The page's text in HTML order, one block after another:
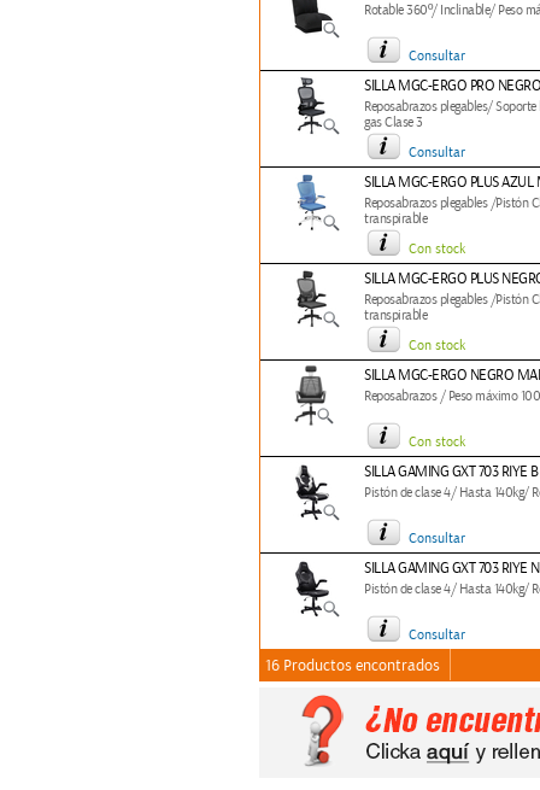
Rotable 360º/ Inclinable/ Peso
Consultar
SILLA MGC-ERGO PRO
Reposabrazos plegables/
gas Clase 3
Consultar
SILLA MGC-ERGO PLUS AZUL
Reposabrazos plegables /Pistón
transpirable
Con stock
SILLA MGC-ERGO PLUS
Reposabrazos plegables /Pistón
transpirable
Con stock
SILLA MGC-ERGO NEGRO
Reposabrazos / Peso máximo
Con stock
SILLA GAMING GXT 703 RIYE
Pistón de clase 4/ Hasta 140kg/
Consultar
SILLA GAMING GXT 703 RIYE
Pistón de clase 4/ Hasta 140kg/
Consultar
16 Productos encontrados